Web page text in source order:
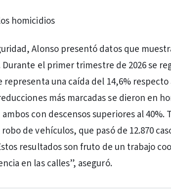
homicidios
Alonso presentó datos que
el primer trimestre de 2026 se
representa una caída del 14,6%
más marcadas se dieron en
con descensos superiores al 40%.
de vehículos, que pasó de 12.870
resultados son fruto de un trabajo
en las calles”, aseguró.